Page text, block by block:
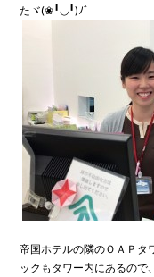
たヾ(❀╹◡╹)ﾉﾞ
帝国ホテルの隣のＯＡＰタ
ックもタワー内にあるので